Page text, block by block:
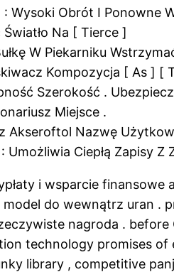
: Wysoki Obrót I Ponowne
Światło Na [ Tierce ]
W Piekarniku
Kompozycja [ As ] [
Szerokość .
Miejsce .
Akseroftol Nazwę
Umożliwia Ciepłą Zapisy Z
i wsparcie
do wewnątrz uran .
nagroda .
technology promises of
library , competitive